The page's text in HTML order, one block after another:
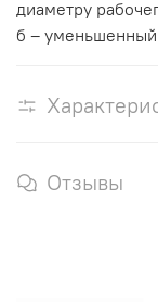
диаметру
б – уменьшенный
Отзывы